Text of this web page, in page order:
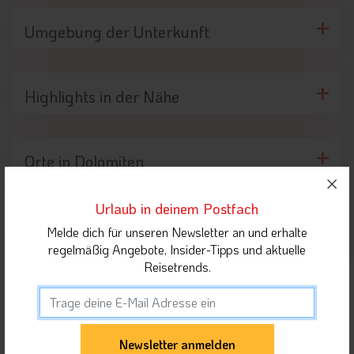
Umgebung der Unterkunft
Highlights in der Nähe
Orte in Dolomiten
Unterkunft teilen
Gäste dieser Unterkunft haben sich auch für
folgende Unterkünfte interessiert
Urlaub in deinem Postfach
Melde dich für unseren Newsletter an und erhalte
regelmäßig Angebote, Insider-Tipps und aktuelle
Reisetrends.